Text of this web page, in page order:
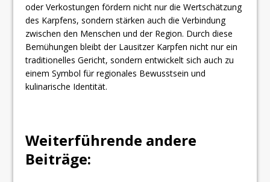
oder Verkostungen fördern nicht nur die Wertschätzung
des Karpfens, sondern stärken auch die Verbindung
zwischen den Menschen und der Region. Durch diese
Bemühungen bleibt der Lausitzer Karpfen nicht nur ein
traditionelles Gericht, sondern entwickelt sich auch zu
einem Symbol für regionales Bewusstsein und
kulinarische Identität.
Weiterführende andere
Beiträge: